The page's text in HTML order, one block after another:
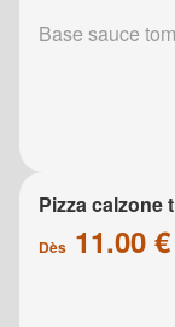
Base sauce
Pizza calzone
Dès 11.00 €